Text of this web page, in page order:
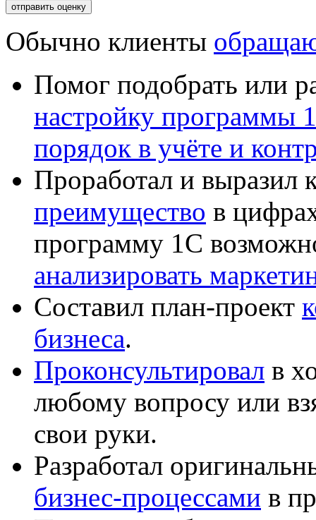
Обычно клиенты
Помог подобрать или
настройку программы
порядок в учёте и
Проработал и выразил
преимущество в
программу 1С
анализировать
Составил план-проект
бизнеса.
Проконсультировал в
любому вопросу или
свои руки.
Разработал
бизнес-процессами в